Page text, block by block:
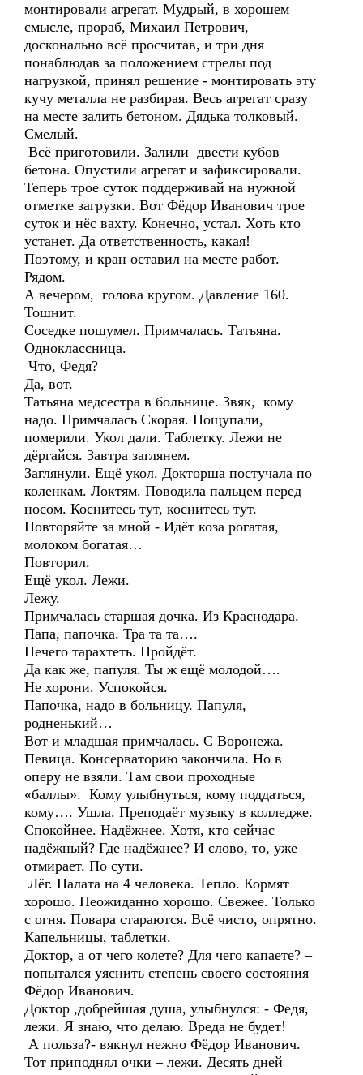
монтировали агрегат. Мудрый, в хорошем
смысле, прораб, Михаил Петрович,
досконально всё просчитав, и три дня
понаблюдав за положением стрелы под
нагрузкой, принял решение - монтировать эту
кучу металла не разбирая. Весь агрегат сразу
на месте залить бетоном. Дядька толковый.
Смелый.
Всё приготовили. Залили двести кубов
бетона. Опустили агрегат и зафиксировали.
Теперь трое суток поддерживай на нужной
отметке загрузки. Вот Фёдор Иванович трое
суток и нёс вахту. Конечно, устал. Хоть кто
устанет. Да ответственность, какая!
Поэтому, и кран оставил на месте работ.
Рядом.
А вечером, голова кругом. Давление 160.
Тошнит.
Соседке пошумел. Примчалась. Татьяна.
Одноклассница.
Что, Федя?
Да, вот.
Татьяна медсестра в больнице. Звяк, кому
надо. Примчалась Скорая. Пощупали,
померили. Укол дали. Таблетку. Лежи не
дёргайся. Завтра заглянем.
Заглянули. Ещё укол. Докторша постучала по
коленкам. Локтям. Поводила пальцем перед
носом. Коснитесь тут, коснитесь тут.
Повторяйте за мной - Идёт коза рогатая,
молоком богатая…
Повторил.
Ещё укол. Лежи.
Лежу.
Примчалась старшая дочка. Из Краснодара.
Папа, папочка. Тра та та….
Нечего тарахтеть. Пройдёт.
Да как же, папуля. Ты ж ещё молодой….
Не хорони. Успокойся.
Папочка, надо в больницу. Папуля,
родненький…
Вот и младшая примчалась. С Воронежа.
Певица. Консерваторию закончила. Но в
оперу не взяли. Там свои проходные
«баллы». Кому улыбнуться, кому поддаться,
кому…. Ушла. Преподаёт музыку в колледже.
Спокойнее. Надёжнее. Хотя, кто сейчас
надёжный? Где надёжнее? И слово, то, уже
отмирает. По сути.
Лёг. Палата на 4 человека. Тепло. Кормят
хорошо. Неожиданно хорошо. Свежее. Только
с огня. Повара стараются. Всё чисто, опрятно.
Капельницы, таблетки.
Доктор, а от чего колете? Для чего капаете? –
попытался уяснить степень своего состояния
Фёдор Иванович.
Доктор ,добрейшая душа, улыбнулся: - Федя,
лежи. Я знаю, что делаю. Вреда не будет!
А польза?- вякнул нежно Фёдор Иванович.
Тот приподнял очки – лежи. Десять дней